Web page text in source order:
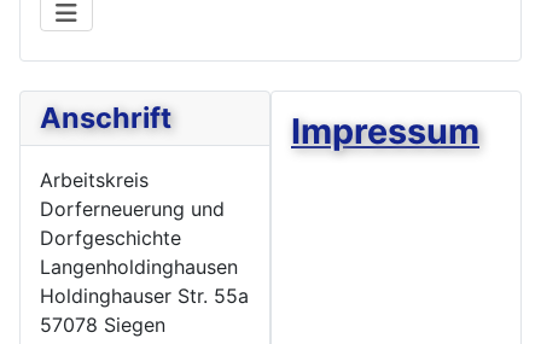
Anschrift
Arbeitskreis
Dorferneuerung und
Dorfgeschichte
Langenholdinghausen
Holdinghauser Str. 55a
57078 Siegen
Impressum